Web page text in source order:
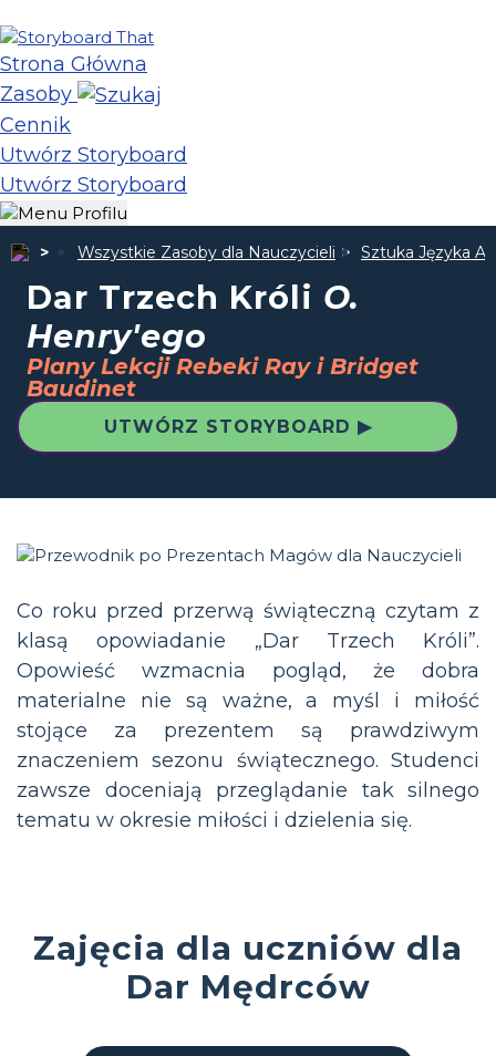
Strona Główna
Zasoby
Cennik
Utwórz Storyboard
Utwórz Storyboard
Wszystkie Zasoby dla Nauczycieli Sztuka Języka
Dar Trzech Króli O.
Henry'ego
Plany Lekcji Rebeki Ray i Bridget
Baudinet
UTWÓRZ STORYBOARD ▶
Co roku przed przerwą świąteczną czytam z
klasą opowiadanie „Dar Trzech Króli”.
Opowieść wzmacnia pogląd, że dobra
materialne nie są ważne, a myśl i miłość
stojące za prezentem są prawdziwym
znaczeniem sezonu świątecznego. Studenci
zawsze doceniają przeglądanie tak silnego
tematu w okresie miłości i dzielenia się.
Zajęcia dla uczniów dla
Dar Mędrców